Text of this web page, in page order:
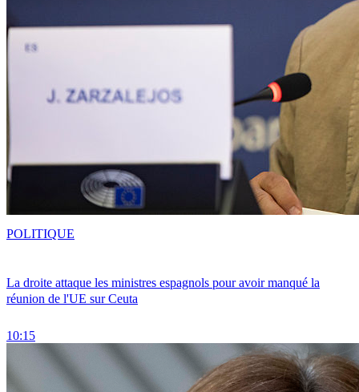
La droite attaque les ministres espagnols pour avoir manqué la
réunion de l'UE sur Ceuta
10:15
POLITIQUE